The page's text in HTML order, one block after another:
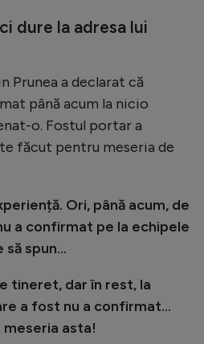
dure la adresa lui
Prunea a declarat că
până acum la nicio
o. Fostul portar a
făcut pentru meseria de
Ori, până acum, de
a confirmat pe la echipele
spun...
tineret, dar în rest, la
a fost nu a confirmat...
asta!